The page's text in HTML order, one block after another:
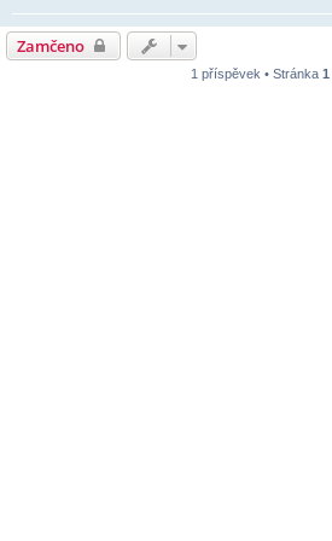
Zamčeno
1 příspěvek • Stránka 1